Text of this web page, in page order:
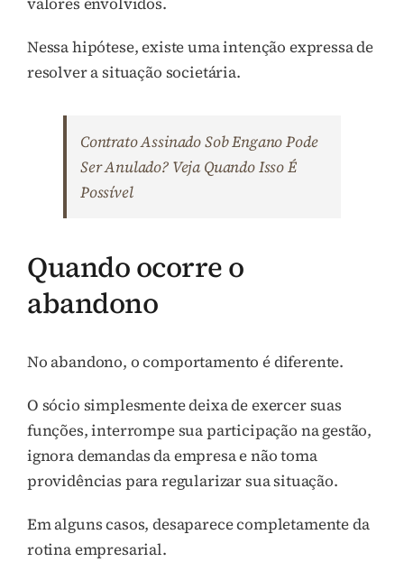
Nessa hipótese, existe uma intenção expressa de
resolver a situação societária.
Contrato Assinado Sob Engano Pode
Ser Anulado? Veja Quando Isso É
Possível
Quando ocorre o
abandono
No abandono, o comportamento é diferente.
O sócio simplesmente deixa de exercer suas
funções, interrompe sua participação na gestão,
ignora demandas da empresa e não toma
providências para regularizar sua situação.
Em alguns casos, desaparece completamente da
rotina empresarial.